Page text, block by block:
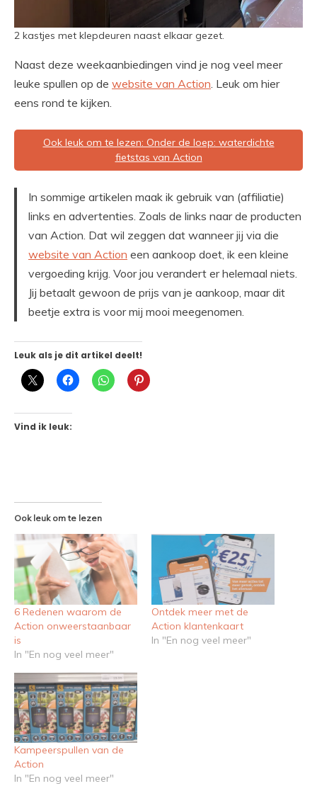
2 kastjes met klepdeuren naast elkaar gezet.
Naast deze weekaanbiedingen vind je nog veel meer
leuke spullen op de website van Action. Leuk om hier
eens rond te kijken.
Ook leuk om te lezen: Onder de loep: waterdichte
fietstas van Action
In sommige artikelen maak ik gebruik van (affiliatie)
links en advertenties. Zoals de links naar de producten
van Action. Dat wil zeggen dat wanneer jij via die
website van Action een aankoop doet, ik een kleine
vergoeding krijg. Voor jou verandert er helemaal niets.
Jij betaalt gewoon de prijs van je aankoop, maar dit
beetje extra is voor mij mooi meegenomen.
Leuk als je dit artikel deelt!
Vind ik leuk:
Ook leuk om te lezen
6 Redenen waarom de
Action onweerstaanbaar
is
In "En nog veel meer"
Ontdek meer met de
Action klantenkaart
In "En nog veel meer"
Kampeerspullen van de
Action
In "En nog veel meer"